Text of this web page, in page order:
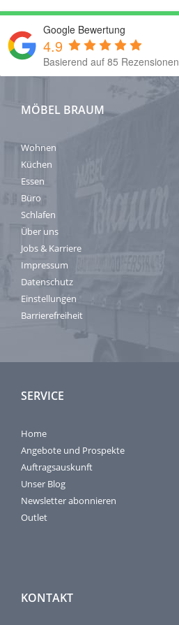
Google Bewertung
4.9
Basierend auf 85 Rezensionen
MÖBEL BRAUM
Wohnen
Küchen
Essen
Büro
Schlafen
Über uns
Jobs & Karriere
Impressum
Datenschutz
Einstellungen
Barrierefreiheit
SERVICE
Home
Angebote und Prospekte
Auftragsauskunft
Unser Blog
Newsletter abonnieren
Outlet
KONTAKT